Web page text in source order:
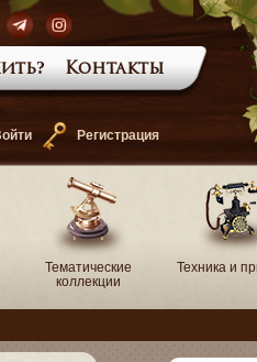
Регистрация
Контакты
Тематические
коллекции
Техника и